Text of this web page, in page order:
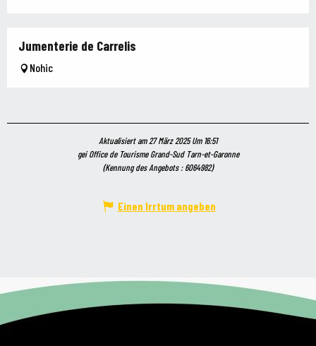
Jumenterie de Carrelis
Nohic
Aktualisiert am 27 März 2025 Um 16:51
gei Office de Tourisme Grand-Sud Tarn-et-Garonne
(Kennung des Angebots :6064982)
Einen Irrtum angeben